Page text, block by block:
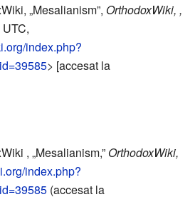
„Mesalianism”, OrthodoxWiki, ,
index.php?
> [accesat la
, „Mesalianism,” OrthodoxWiki,
index.php?
(accesat la